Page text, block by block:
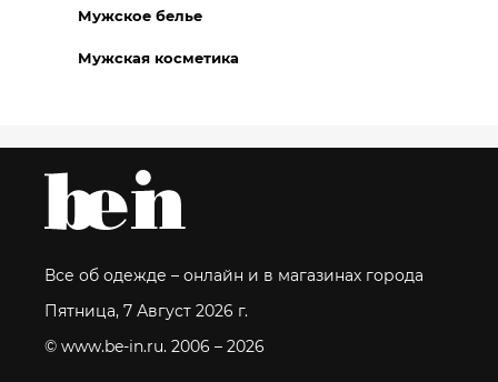
Мужское белье
Мужская косметика
Все об одежде – онлайн и в магазинах города
Пятница, 7 Август 2026 г.
© www.be-in.ru. 2006 – 2026